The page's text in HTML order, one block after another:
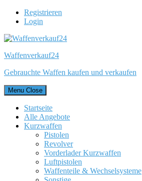
Registrieren
Login
Waffenverkauf24
Gebrauchte Waffen kaufen und verkaufen
Menu Close
Startseite
Alle Angebote
Kurzwaffen
Pistolen
Revolver
Vorderlader Kurzwaffen
Luftpistolen
Waffenteile & Wechselsysteme